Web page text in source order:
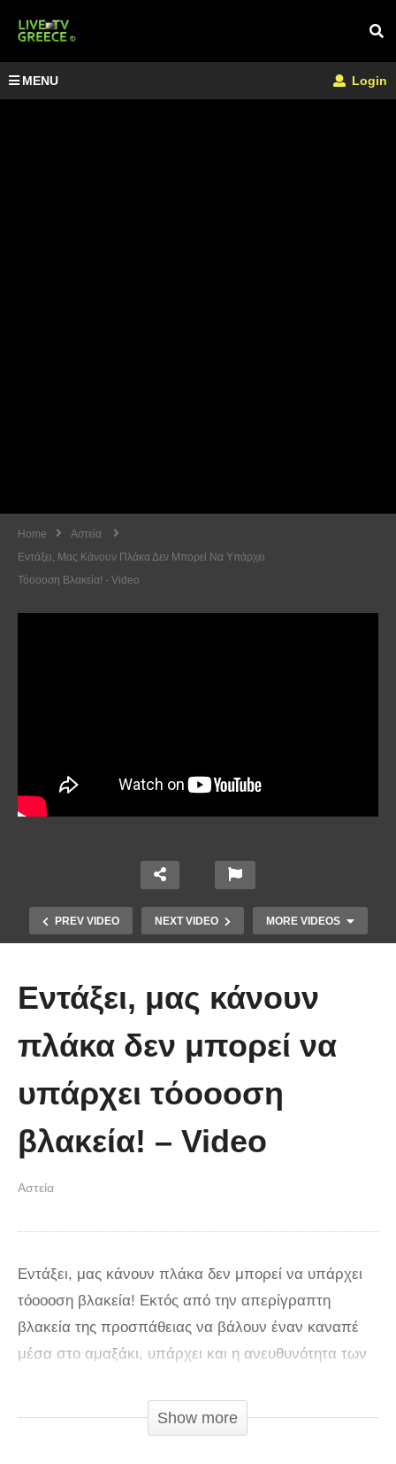
MENU Login
Home
Αστεία
Εντάξει, Μας Κάνουν Πλάκα Δεν Μπορεί Να Υπάρχει
Τόοοοση Βλακεία! - Video
PREV VIDEO NEXT VIDEO MORE VIDEOS
Απολαυστικοί Μέριλ Στριπ και Τομ
άλλον
Εντάξει, μας κάνουν
πλάκα δεν μπορεί να
υπάρχει τόοοοση
βλακεία! – Video
Αστεία
Εντάξει, μας κάνουν πλάκα δεν μπορεί να υπάρχει
τόοοοση βλακεία! Εκτός από την απερίγραπτη
βλακεία της προσπάθειας να βάλουν έναν καναπέ
μέσα στο αμαξάκι, υπάρχει και η ανευθυνότητα των
κάπου εκεί ξεπετάγεται ένα πιτσιρίκι και χώνεται
κάτω από τον καναπέ! Εκεί που έδωσαν ρέστα
Show more